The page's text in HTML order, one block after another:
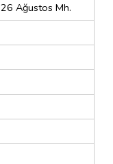
26 Ağustos Mh.